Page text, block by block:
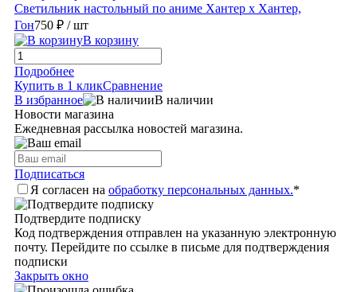
Светильник настольный по аниме Хантер х Хантер,
Гон750 ₽ / шт
В корзину
Подробнее
Купить в 1 кликСравнение
В избранное
В наличии
Новости магазина
Ежедневная рассылка новостей магазина.
Подписаться
Я согласен на обработку персональных данных.*
Подтвердите подписку
Код подтверждения отправлен на указанную электронную
почту. Перейдите по ссылке в письме для подтверждения
подписки
Закрыть окно